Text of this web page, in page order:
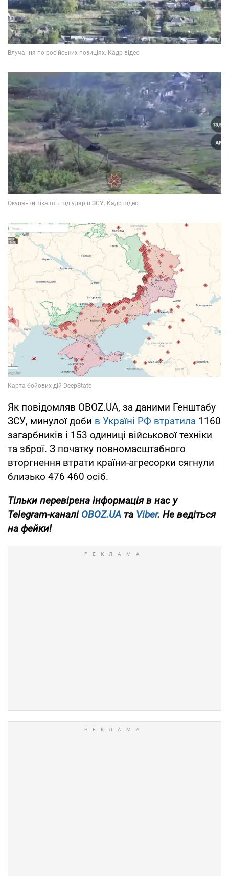
Як повідомляв OBOZ.UA, за даними Генштабу
ЗСУ, минулої доби в Україні РФ втратила 1160
загарбників і 153 одиниці військової техніки
та зброї. З початку повномасштабного
вторгнення втрати країни-агресорки сягнули
близько 476 460 осіб.
Тільки перевірена інформація в нас у
Telegram-каналі OBOZ.UA та Viber. Не ведіться
на фейки!